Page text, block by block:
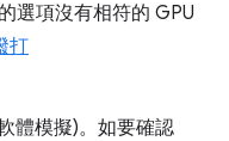
選項沒有相符的 GPU
打
體模擬)。如要確認